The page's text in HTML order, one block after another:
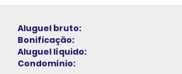
Aluguel bruto:
Bonificação:
Aluguel líquido:
Condomínio: